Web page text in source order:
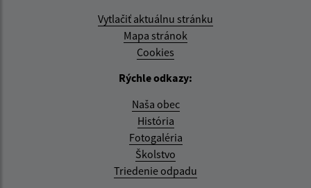
Vytlačiť aktuálnu stránku
Mapa stránok
Cookies
Rýchle odkazy:
Naša obec
História
Fotogaléria
Školstvo
Triedenie odpadu